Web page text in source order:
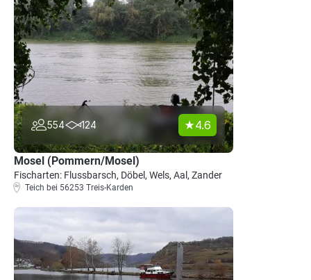
554 124 4.6
Mosel (Pommern/Mosel)
Fischarten: Flussbarsch, Döbel, Wels, Aal, Zander
Teich bei 56253 Treis-Karden